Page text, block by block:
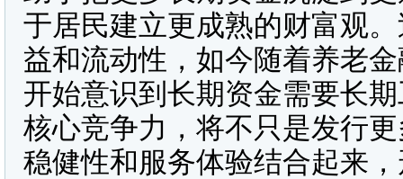
于居民建立更成熟的财富观
益和流动性，如今随着养老
开始意识到长期资金需要长
核心竞争力，将不只是发行
稳健性和服务体验结合起来